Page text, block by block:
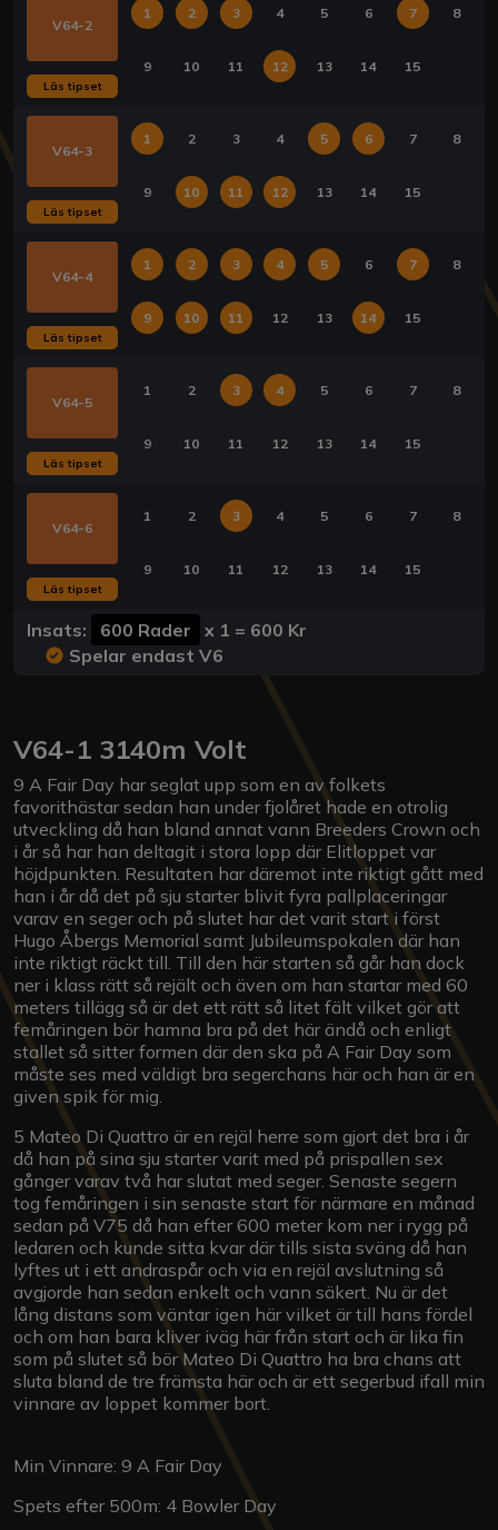
V64-2
Läs tipset
1 2 3 4 5 6 7 8
9 10 11 12 13 14 15
V64-3
Läs tipset
1 2 3 4 5 6 7 8
9 10 11 12 13 14 15
V64-4
Läs tipset
1 2 3 4 5 6 7 8
9 10 11 12 13 14 15
V64-5
Läs tipset
1 2 3 4 5 6 7 8
9 10 11 12 13 14 15
V64-6
Läs tipset
1 2 3 4 5 6 7 8
9 10 11 12 13 14 15
Insats: 600 Rader x 1 = 600 Kr
Spelar endast V6
V64-1 3140m Volt
9 A Fair Day har seglat upp som en av folkets
favorithästar sedan han under fjolåret hade en otrolig
utveckling då han bland annat vann Breeders Crown och
i år så har han deltagit i stora lopp där Elitloppet var
höjdpunkten. Resultaten har däremot inte riktigt gått med
han i år då det på sju starter blivit fyra pallplaceringar
varav en seger och på slutet har det varit start i först
Hugo Åbergs Memorial samt Jubileumspokalen där han
inte riktigt räckt till. Till den här starten så går han dock
ner i klass rätt så rejält och även om han startar med 60
meters tillägg så är det ett rätt så litet fält vilket gör att
femåringen bör hamna bra på det här ändå och enligt
stallet så sitter formen där den ska på A Fair Day som
måste ses med väldigt bra segerchans här och han är en
given spik för mig.
5 Mateo Di Quattro är en rejäl herre som gjort det bra i år
då han på sina sju starter varit med på prispallen sex
gånger varav två har slutat med seger. Senaste segern
tog femåringen i sin senaste start för närmare en månad
sedan på V75 då han efter 600 meter kom ner i rygg på
ledaren och kunde sitta kvar där tills sista sväng då han
lyftes ut i ett andraspår och via en rejäl avslutning så
avgjorde han sedan enkelt och vann säkert. Nu är det
lång distans som väntar igen här vilket är till hans fördel
och om han bara kliver iväg här från start och är lika fin
som på slutet så bör Mateo Di Quattro ha bra chans att
sluta bland de tre främsta här och är ett segerbud ifall min
vinnare av loppet kommer bort.
Min Vinnare: 9 A Fair Day
Spets efter 500m: 4 Bowler Day